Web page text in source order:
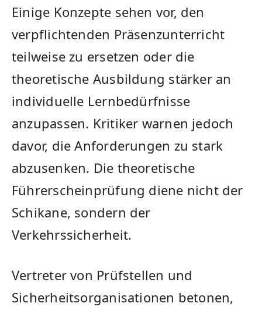
Einige Konzepte sehen vor, den
verpflichtenden Präsenzunterricht
teilweise zu ersetzen oder die
theoretische Ausbildung stärker an
individuelle Lernbedürfnisse
anzupassen. Kritiker warnen jedoch
davor, die Anforderungen zu stark
abzusenken. Die theoretische
Führerscheinprüfung diene nicht der
Schikane, sondern der
Verkehrssicherheit.
Vertreter von Prüfstellen und
Sicherheitsorganisationen betonen,